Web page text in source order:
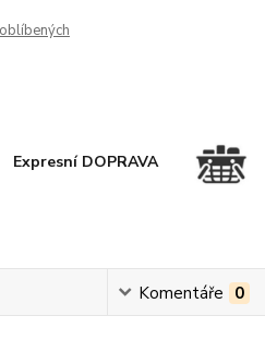
Expresní DOPRAVA
Komentáře 0